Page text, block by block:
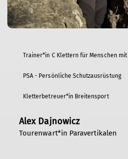
Trainer*in C Klettern für Menschen
PSA - Persönliche Schutzausrüstung
Kletterbetreuer*in Breitensport
Alex Dajnowicz
Tourenwart*in Paravertikalen